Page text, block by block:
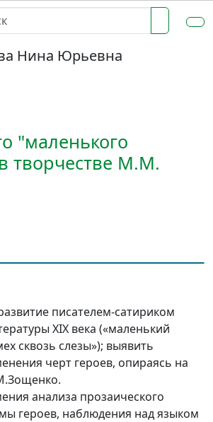
Нина Юрьевна
"маленького
творчестве М.М.
писателем-сатириком
XIX века («маленький
сквозь слезы»); выявить
черт героев, опираясь на
анализа прозаического
героев, наблюдения над языком